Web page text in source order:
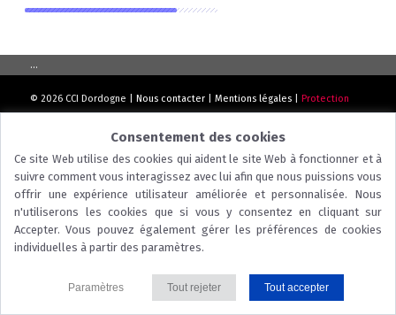
...
© 2026 CCI Dordogne | Nous contacter| Mentions légales| Protection
Consentement des cookies
Ce site Web utilise des cookies qui aident le site Web à fonctionner et à
suivre comment vous interagissez avec lui afin que nous puissions vous
offrir une expérience utilisateur améliorée et personnalisée. Nous
n'utiliserons les cookies que si vous y consentez en cliquant sur
Accepter. Vous pouvez également gérer les préférences de cookies
individuelles à partir des paramètres.
Paramètres Tout rejeter Tout accepter